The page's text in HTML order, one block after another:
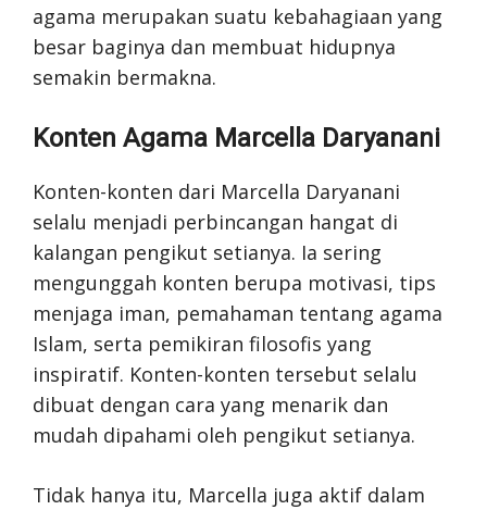
agama merupakan suatu kebahagiaan yang
besar baginya dan membuat hidupnya
semakin bermakna.
Konten Agama Marcella Daryanani
Konten-konten dari Marcella Daryanani
selalu menjadi perbincangan hangat di
kalangan pengikut setianya. Ia sering
mengunggah konten berupa motivasi, tips
menjaga iman, pemahaman tentang agama
Islam, serta pemikiran filosofis yang
inspiratif. Konten-konten tersebut selalu
dibuat dengan cara yang menarik dan
mudah dipahami oleh pengikut setianya.
Tidak hanya itu, Marcella juga aktif dalam